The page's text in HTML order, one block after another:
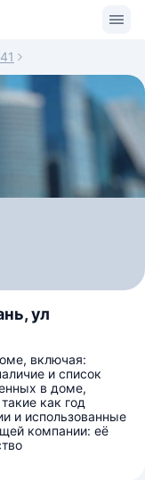
41
ул
включая:
и список
в доме,
как год
и использованные
компании: её